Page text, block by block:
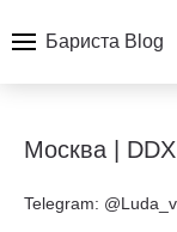
Бариста Blog
Москва |
Telegram: